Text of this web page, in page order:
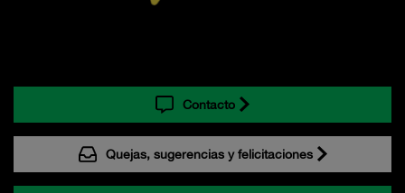
Contacto
Quejas, sugerencias y felicitaciones